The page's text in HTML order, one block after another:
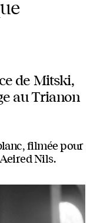
de Mitski,
au Trianon
filmée pour
Nils.